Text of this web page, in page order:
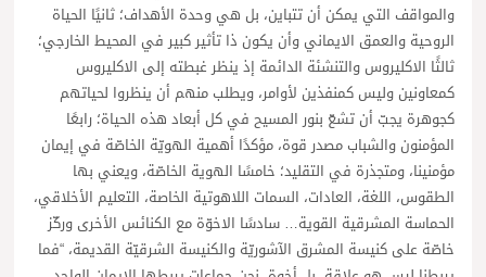
والمواقف التي يمكن أن تتباين، بل هي وحدة الأهداف؛ ثانيًا الحياة
الروحية والعمق الايماني وأن يكون ذا تأثير كبير في المحيط الخارجي؛
ثالثًا الاكليروس والتنشئة الدائمة إذ ينظر غبطته إلى الاكليروس
كمعاونين وليس كمنفذين لأوامر، ويطلب منهم أن ينظروا لحياتهم
كجوهرة يجبّ أن تشعّ بنور المسيح في كل أبعاد هذه الحياة؛ رابعًا
المؤمنون والشباب مصدر قوة، مؤكدًا أهمية الهويّة الخاصّة في إيمان
مؤمنينا، ومتجذرة في التقليد؛ خامسًا الهوية الخاصّة، ويعني بها
الطقوس، اللغة، العادات، السمات اللاهوتية الخاصة، التعليم الأخلاقي،
الحماسة المشرقية القوية… سادسًا الاخوّة مع الكنائس الأخرى وركّز
خاصّة على كنيسة المشرق الآشوريّة والكنيسة الشرقيّة القديمة، “فما